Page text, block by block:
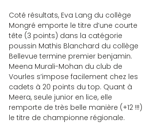
Coté résultats, Eva Lang du collège
Mongré emporte le titre d’une courte
tête (3 points) dans la catégorie
poussin Mathis Blanchard du collège
Bellevue termine premier benjamin.
Meena Murali-Mohan du club de
Vourles s’impose facilement chez les
cadets à 20 points du top. Quant à
Meera, seule junior en lice, elle
remporte de très belle manière (+12 !!!)
le titre de championne régionale.